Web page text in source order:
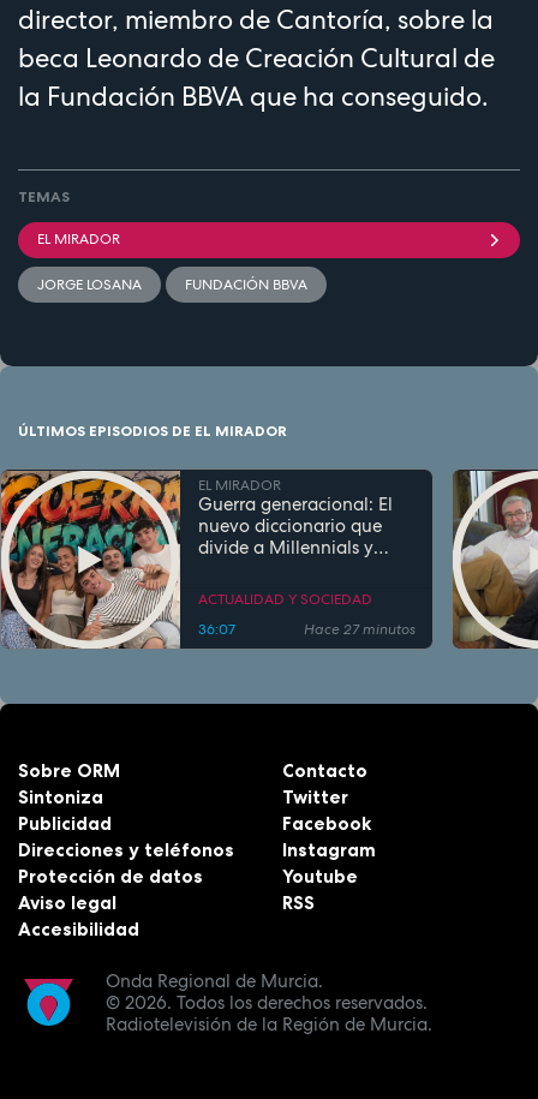
director, miembro de Cantoría, sobre la
beca Leonardo de Creación Cultural de
la Fundación BBVA que ha conseguido.
TEMAS
EL MIRADOR
JORGE LOSANA FUNDACIÓN BBVA
ÚLTIMOS EPISODIOS DE EL MIRADOR
EL MIRADOR
Guerra generacional: El
nuevo diccionario que
divide a Millennials y
ACTUALIDAD Y SOCIEDAD
36:07
Hace 27 minutos
Onda Regional de Murcia.
© 2026. Todos los derechos reservados.
Radiotelevisión de la Región de Murcia.
Sobre ORM
Sintoniza
Publicidad
Direcciones y teléfonos
Protección de datos
Aviso legal
Accesibilidad
Contacto
Twitter
Facebook
Instagram
Youtube
RSS